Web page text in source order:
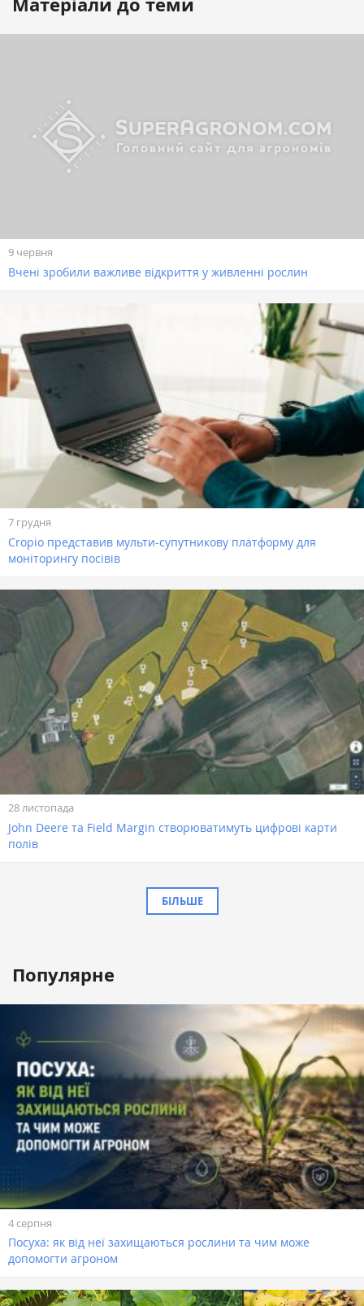
9 червня
Вчені зробили важливе відкриття у живленні рослин
7 грудня
Cropio представив мульти-супутникову платформу для
моніторингу посівів
28 листопада
John Deere та Field Margin створюватимуть цифрові карти
полів
БІЛЬШЕ
Популярне
4 серпня
Посуха: як від неї захищаються рослини та чим може
допомогти агроном